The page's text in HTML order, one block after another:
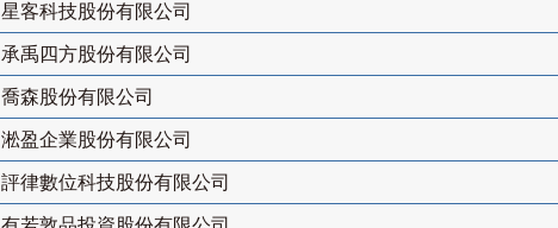
星客科技股份有限公司
承禹四方股份有限公司
喬森股份有限公司
淞盈企業股份有限公司
評律數位科技股份有限公司